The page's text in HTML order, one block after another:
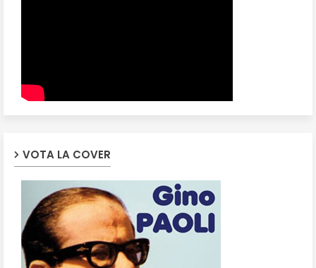
VOTA LA COVER